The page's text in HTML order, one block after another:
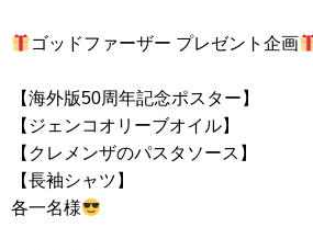
ゴッドファーザー プレゼント企画
【海外版50周年記念ポスター】
【ジェンコオリーブオイル】
【クレメンザのパスタソース】
【長袖シャツ】
各一名様